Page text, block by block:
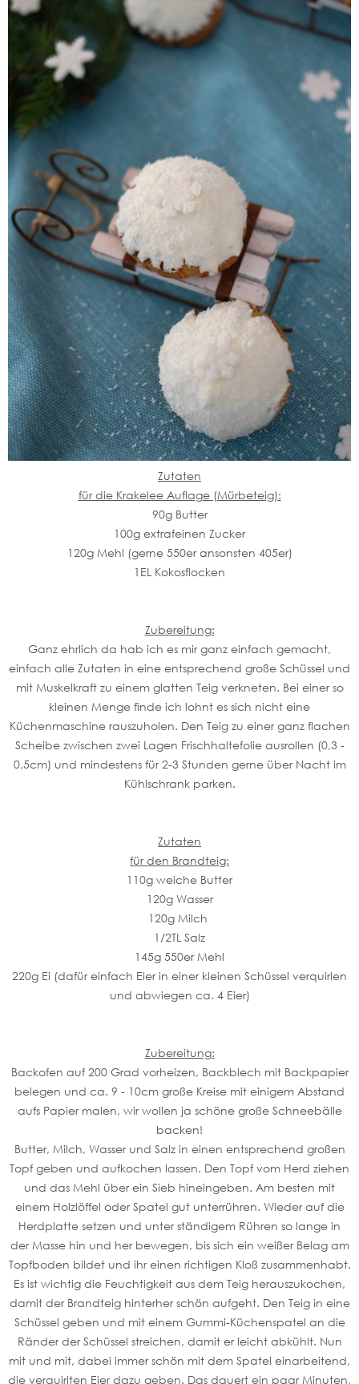
Zutaten
für die Krakelee Auflage (Mürbeteig):
90g Butter
100g extrafeinen Zucker
120g Mehl (gerne 550er ansonsten 405er)
1EL Kokosflocken
Zubereitung:
Ganz ehrlich da hab ich es mir ganz einfach gemacht,
einfach alle Zutaten in eine entsprechend große Schüssel und
mit Muskelkraft zu einem glatten Teig verkneten. Bei einer so
kleinen Menge finde ich lohnt es sich nicht eine
Küchenmaschine rauszuholen. Den Teig zu einer ganz flachen
Scheibe zwischen zwei Lagen Frischhaltefolie ausrollen (0,3 -
0,5cm) und mindestens für 2-3 Stunden gerne über Nacht im
Kühlschrank parken.
Zutaten
für den Brandteig:
110g weiche Butter
120g Wasser
120g Milch
1/2TL Salz
145g 550er Mehl
220g Ei (dafür einfach Eier in einer kleinen Schüssel verquirlen
und abwiegen ca. 4 Eier)
Zubereitung:
Backofen auf 200 Grad vorheizen, Backblech mit Backpapier
belegen und ca. 9 - 10cm große Kreise mit einigem Abstand
aufs Papier malen, wir wollen ja schöne große Schneebälle
backen!
Butter, Milch, Wasser und Salz in einen entsprechend großen
Topf geben und aufkochen lassen. Den Topf vom Herd ziehen
und das Mehl über ein Sieb hineingeben. Am besten mit
einem Holzlöffel oder Spatel gut unterrühren. Wieder auf die
Herdplatte setzen und unter ständigem Rühren so lange in
der Masse hin und her bewegen, bis sich ein weißer Belag am
Topfboden bildet und ihr einen richtigen Kloß zusammenhabt.
Es ist wichtig die Feuchtigkeit aus dem Teig herauszukochen,
damit der Brandteig hinterher schön aufgeht. Den Teig in eine
Schüssel geben und mit einem Gummi-Küchenspatel an die
Ränder der Schüssel streichen, damit er leicht abkühlt. Nun
mit und mit, dabei immer schön mit dem Spatel einarbeitend,
die verquirlten Eier dazu geben. Das dauert ein paar Minuten,